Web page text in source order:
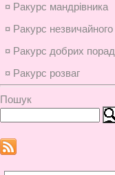
¤ Ракурс мандрівника
¤ Ракурс незвичайного
¤ Ракурс добрих порад
¤ Ракурс розваг
Пошук